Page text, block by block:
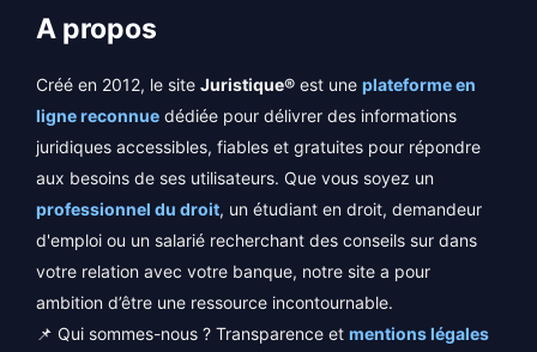
A propos
Créé en 2012, le site Juristique® est une plateforme en
ligne reconnue dédiée pour délivrer des informations
juridiques accessibles, fiables et gratuites pour répondre
aux besoins de ses utilisateurs. Que vous soyez un
professionnel du droit, un étudiant en droit, demandeur
d'emploi ou un salarié recherchant des conseils sur dans
votre relation avec votre banque, notre site a pour
ambition d’être une ressource incontournable.
📌 Qui sommes-nous ? Transparence et mentions légales